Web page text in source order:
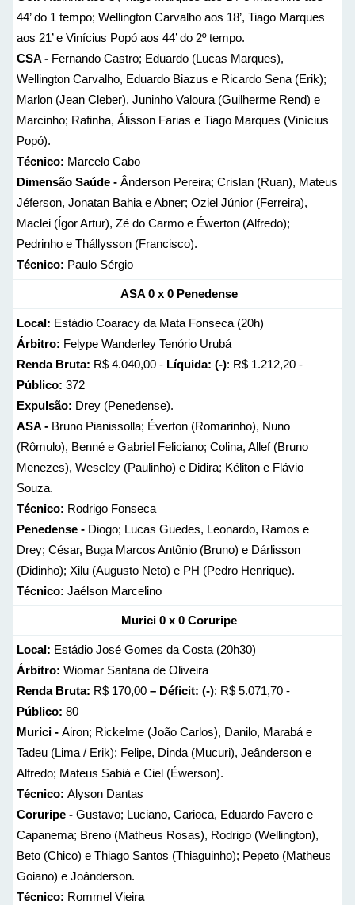
44’ do 1 tempo; Wellington Carvalho aos 18’, Tiago Marques
aos 21’ e Vinícius Popó aos 44’ do 2º tempo.
CSA - Fernando Castro; Eduardo (Lucas Marques),
Wellington Carvalho, Eduardo Biazus e Ricardo Sena (Erik);
Marlon (Jean Cleber), Juninho Valoura (Guilherme Rend) e
Marcinho; Rafinha, Álisson Farias e Tiago Marques (Vinícius
Popó).
Técnico: Marcelo Cabo
Dimensão Saúde -Ânderson Pereira; Crislan (Ruan), Mateus
Jéferson, Jonatan Bahia e Abner; Oziel Júnior (Ferreira),
Maclei (Ígor Artur), Zé do Carmo e Éwerton (Alfredo);
Pedrinho e Thállysson (Francisco).
Técnico: Paulo Sérgio
ASA 0 x 0 Penedense
Local: Estádio Coaracy da Mata Fonseca (20h)
Árbitro: Felype Wanderley Tenório Urubá
Renda Bruta: R$ 4.040,00 -Líquida: (-): R$ 1.212,20 -
Público: 372
Expulsão: Drey (Penedense).
ASA - Bruno Pianissolla; Éverton (Romarinho), Nuno
(Rômulo), Benné e Gabriel Feliciano; Colina, Allef (Bruno
Menezes), Wescley (Paulinho) e Didira; Kéliton e Flávio
Souza.
Técnico: Rodrigo Fonseca
Penedense - Diogo; Lucas Guedes, Leonardo, Ramos e
Drey; César, Buga Marcos Antônio (Bruno) e Dárlisson
(Didinho); Xilu (Augusto Neto) e PH (Pedro Henrique).
Técnico: Jaélson Marcelino
Murici 0 x 0 Coruripe
Local: Estádio José Gomes da Costa (20h30)
Árbitro: Wiomar Santana de Oliveira
Renda Bruta: R$ 170,00 – Déficit: (-): R$ 5.071,70 -
Público: 80
Murici - Airon; Rickelme (João Carlos), Danilo, Marabá e
Tadeu (Lima / Erik); Felipe, Dinda (Mucuri), Jeânderson e
Alfredo; Mateus Sabiá e Ciel (Éwerson).
Técnico: Alyson Dantas
Coruripe - Gustavo; Luciano, Carioca, Eduardo Favero e
Capanema; Breno (Matheus Rosas), Rodrigo (Wellington),
Beto (Chico) e Thiago Santos (Thiaguinho); Pepeto (Matheus
Goiano) e Joânderson.
Técnico: Rommel Vieira